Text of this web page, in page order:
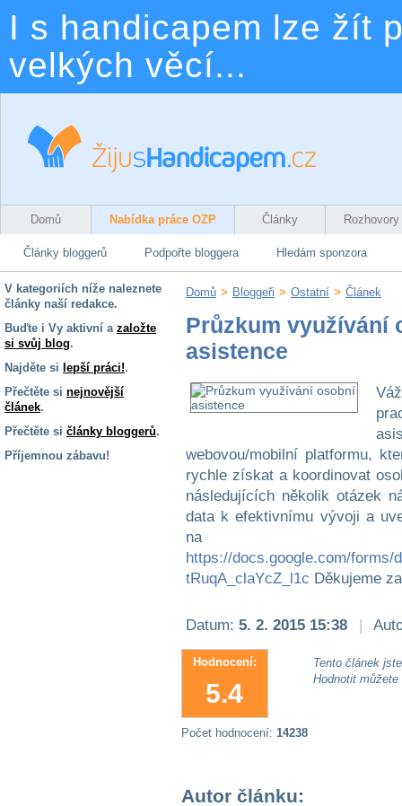
I s handicapem lze žít
velkých věcí...
Domů Nabídka práce OZP Články Rozhovory
Články bloggerů Podpořte bloggera Hledám sponzora
V kategoriích níže naleznete
články naší redakce.
Buďte i Vy aktivní a založte
si svůj blog.
Najděte si lepší práci!.
Přečtěte si nejnovější
článek.
Přečtěte si články bloggerů.
Příjemnou zábavu!
Domů > Bloggeři > Ostatní > Článek
Průzkum využívání
asistence
webovou/mobilní platformu,
rychle získat a koordinovat
následujících několik otázek
data k efektivnímu vývoji a
na
https://docs.google.com/forms/
tRuqA_claYcZ_l1c Děkujeme
Datum: 5. 2. 2015 15:38 |
Hodnocení:
5.4
Tento článek
Hodnotit
Počet hodnocení: 14238
Autor článku: